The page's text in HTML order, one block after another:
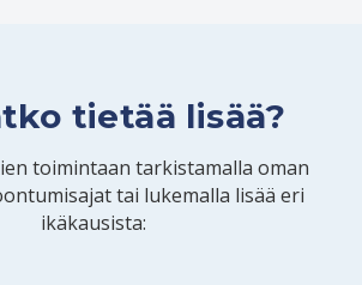
tietää lisää?
toimintaan tarkistamalla oman
tai lukemalla lisää eri
ikäkausista: